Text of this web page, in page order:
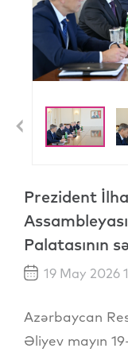
Previous
Prezident
Palatasının
19 May 2026
Azərbaycan
Əliyev mayın